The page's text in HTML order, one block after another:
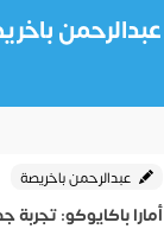
عبدالرحمن
عبدالرحمن باخريصة
أمارا باكايوكو: